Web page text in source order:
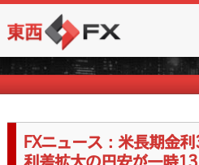
東西FX｜海外FX会社（ブロ
FXニュ
FXニュース：米長期金